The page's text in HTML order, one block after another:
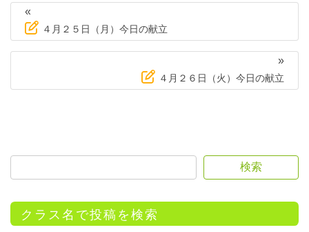
«
４月２５日（月）今日の献立
»
４月２６日（火）今日の献立
検索
クラス名で投稿を検索